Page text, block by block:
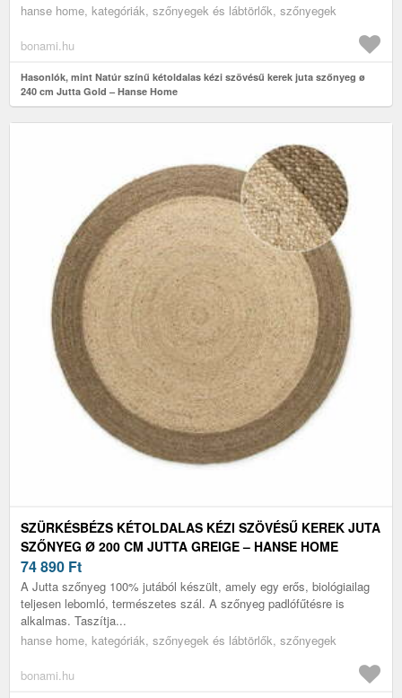
hanse home, kategóriák, szőnyegek és lábtörlők, szőnyegek
bonami.hu
Hasonlók, mint Natúr színű kétoldalas kézi szövésű kerek juta szőnyeg ø
240 cm Jutta Gold – Hanse Home
SZÜRKÉSBÉZS KÉTOLDALAS KÉZI SZÖVÉSŰ KEREK JUTA
SZŐNYEG Ø 200 CM JUTTA GREIGE – HANSE HOME
74 890 Ft
A Jutta szőnyeg 100% jutából készült, amely egy erős, biológiailag
teljesen lebomló, természetes szál. A szőnyeg padlófűtésre is
alkalmas. Taszítja...
hanse home, kategóriák, szőnyegek és lábtörlők, szőnyegek
bonami.hu